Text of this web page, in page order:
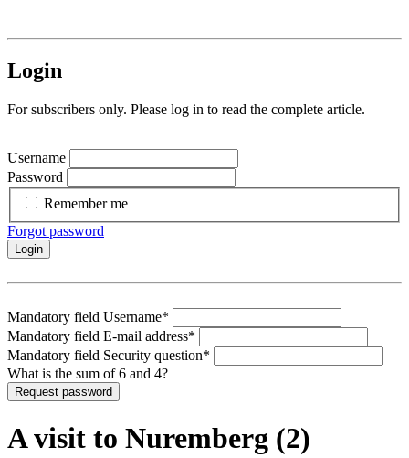
Login
For subscribers only. Please log in to read the complete article.
Username
Password
Remember me
Forgot password
Login
Mandatory field Username*
Mandatory field E-mail address*
Mandatory field Security question*
What is the sum of 6 and 4?
Request password
A visit to Nuremberg (2)